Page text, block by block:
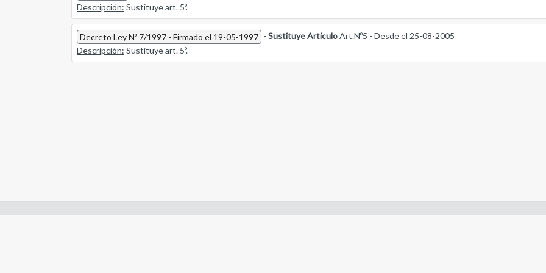
Descripción: Sustituye art. 5º.
Decreto Ley Nº 7/1997 - Firmado el 19-05-1997 - Sustituye ArtículoArt.Nº5 - Desde el 25-08-2005
Descripción: Sustituye art. 5º.